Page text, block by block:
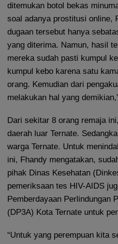
ditemukan botol bekas
soal adanya prostitusi online,
dugaan tersebut hanya
yang diterima. Namun, hasil
mereka sudah pasti kumpul
kumpul kebo karena satu
orang. Kemudian dari
melakukan hal yang
Dari sekitar 8 orang remaja
daerah luar Ternate.
warga Ternate. Untuk
ini, Fhandy mengatakan,
pihak Dinas Kesehatan
pemeriksaan tes HIV-AIDS
Pemberdayaan Perlindungan
(DP3A) Kota Ternate untuk
“Untuk yang perempuan kita